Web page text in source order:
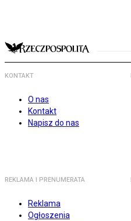
KONTAKT
O nas
Kontakt
Napisz do nas
REKLAMA I PRENUMERATA
Reklama
Ogłoszenia